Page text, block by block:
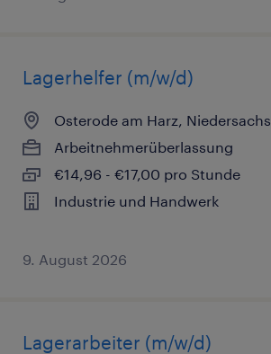
Lagerhelfer (m/w/d)
Osterode am Harz,
Arbeitnehmerüberlassung
€14,96 - €17,00 pro Stunde
Industrie und Handwerk
9. August 2026
Lagerarbeiter (m/w/d)